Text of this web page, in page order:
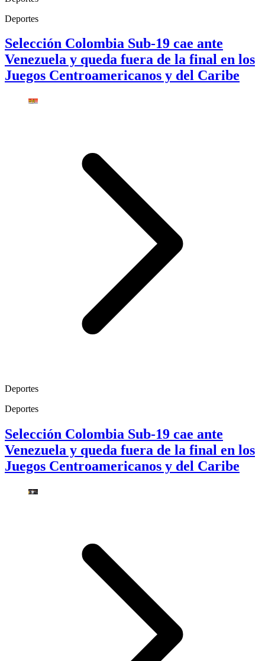
Deportes
Selección Colombia Sub-19 cae ante
Venezuela y queda fuera de la final en los
Juegos Centroamericanos y del Caribe
Deportes
Deportes
Selección Colombia Sub-19 cae ante
Venezuela y queda fuera de la final en los
Juegos Centroamericanos y del Caribe